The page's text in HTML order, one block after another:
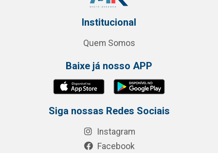
Institucional
Quem Somos
Baixe já nosso APP
Siga nossas Redes Sociais
Instagram
Facebook